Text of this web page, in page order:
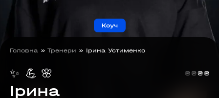
Коуч
Головна » Тренери » Ірина Устименко
✨ 💪 🌸 ₴
₴
₴
₴
Ірина